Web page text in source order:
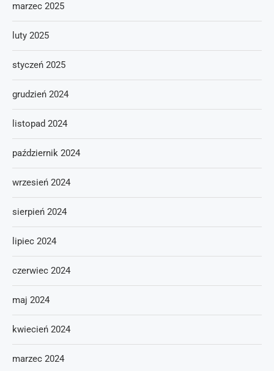
marzec 2025
luty 2025
styczeń 2025
grudzień 2024
listopad 2024
październik 2024
wrzesień 2024
sierpień 2024
lipiec 2024
czerwiec 2024
maj 2024
kwiecień 2024
marzec 2024